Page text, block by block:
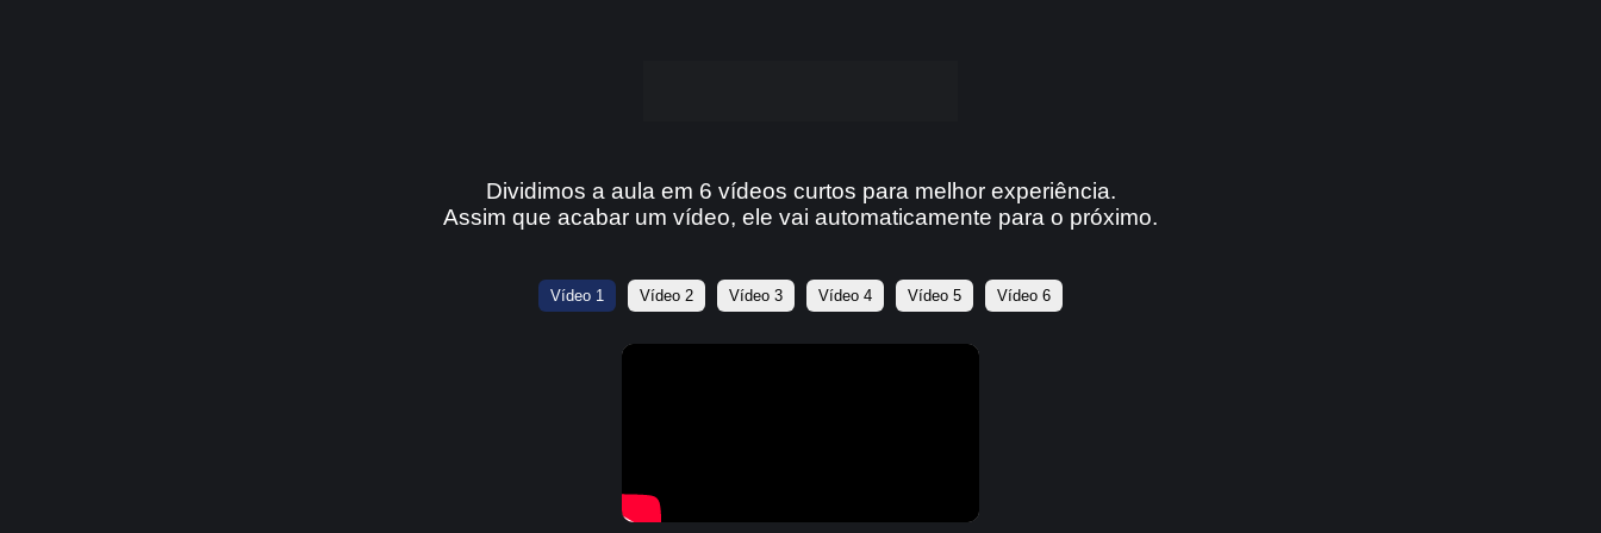
Dividimos a aula em 6 vídeos curtos para melhor experiência.
Assim que acabar um vídeo, ele vai automaticamente para o próximo.
Vídeo 1 Vídeo 2 Vídeo 3 Vídeo 4 Vídeo 5 Vídeo 6